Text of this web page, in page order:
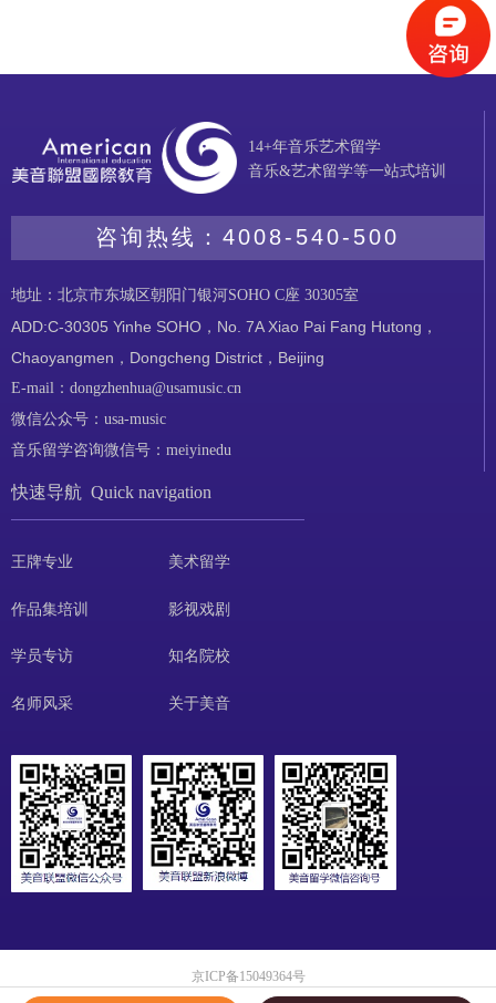
14+年音乐艺术留学
音乐&艺术留学等一站式培训
咨询热线： 4008-540-500
地址：北京市东城区朝阳门银河SOHO C座 30305室
ADD:C-30305 Yinhe SOHO，No. 7A Xiao Pai Fang Hutong，
Chaoyangmen，Dongcheng District，Beijing
E-mail：dongzhenhua@usamusic.cn
微信公众号：usa-music
音乐留学咨询微信号：meiyinedu
快速导航 Quick navigation
王牌专业
作品集培训
学员专访
名师风采
美术留学
影视戏剧
知名院校
关于美音
京ICP备15049364号